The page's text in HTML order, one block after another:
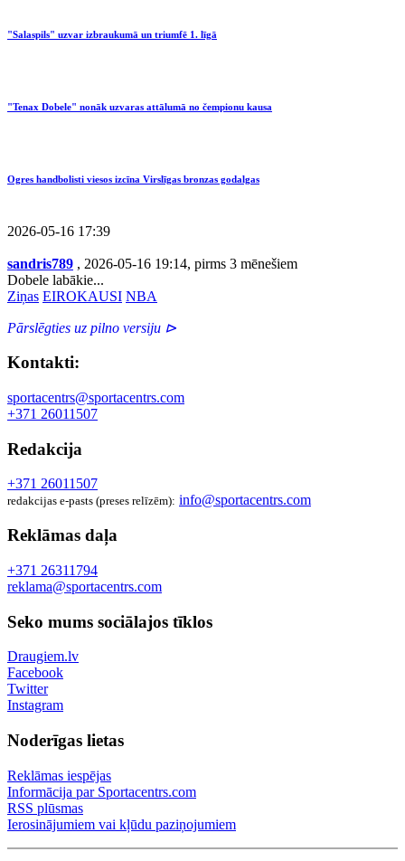
"Salaspils" uzvar izbraukumā un triumfē 1. līgā
"Tenax Dobele" nonāk uzvaras attālumā no čempionu kausa
Ogres handbolisti viesos izcīna Virslīgas bronzas godalgas
2026-05-16 17:39
sandris789 , 2026-05-16 19:14, pirms 3 mēnešiem
Dobele labākie...
Ziņas EIROKAUSI NBA
Pārslēgties uz pilno versiju ⊳
Kontakti:
sportacentrs@sportacentrs.com
+371 26011507
Redakcija
+371 26011507
redakcijas e-pasts (preses relīzēm): info@sportacentrs.com
Reklāmas daļa
+371 26311794
reklama@sportacentrs.com
Seko mums sociālajos tīklos
Draugiem.lv
Facebook
Twitter
Instagram
Noderīgas lietas
Reklāmas iespējas
Informācija par Sportacentrs.com
RSS plūsmas
Ierosinājumiem vai kļūdu paziņojumiem